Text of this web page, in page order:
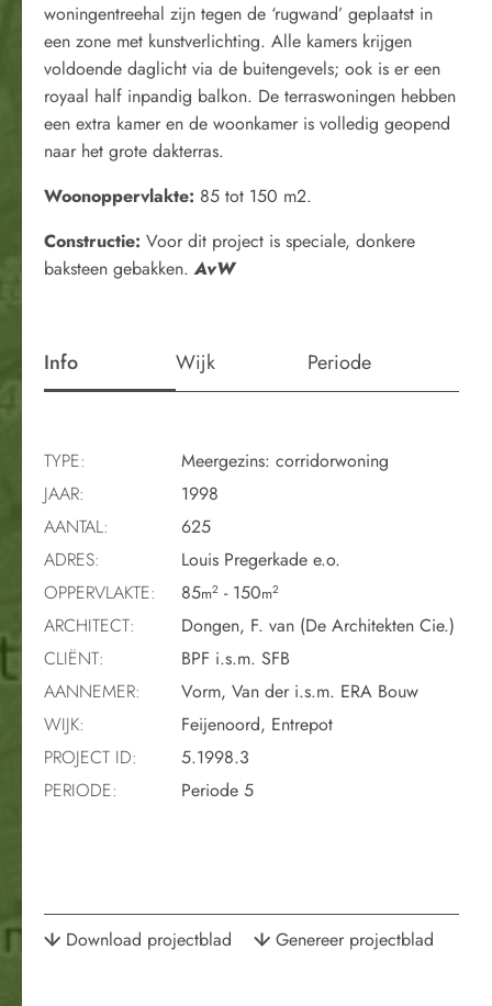
woningentreehal zijn tegen de ‘rugwand’ geplaatst in
een zone met kunstverlichting. Alle kamers krijgen
voldoende daglicht via de buitengevels; ook is er een
royaal half inpandig balkon. De terraswoningen hebben
een extra kamer en de woonkamer is volledig geopend
naar het grote dakterras.
Woonoppervlakte: 85 tot 150 m2.
Constructie: Voor dit project is speciale, donkere
baksteen gebakken.AvW
Info Wijk Periode
TYPE:
Meergezins: corridorwoning
JAAR:
1998
AANTAL:
625
ADRES:
Louis Pregerkade e.o.
OPPERVLAKTE:
85m2 - 150m2
ARCHITECT:
Dongen, F. van (De Architekten Cie.)
CLIËNT:
BPF i.s.m. SFB
AANNEMER:
Vorm, Van der i.s.m. ERA Bouw
WIJK:
Feijenoord, Entrepot
PROJECT ID:
5.1998.3
PERIODE:
Periode 5
Download projectblad Genereer projectblad